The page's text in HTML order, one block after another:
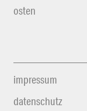
osten
impressum
datenschutz